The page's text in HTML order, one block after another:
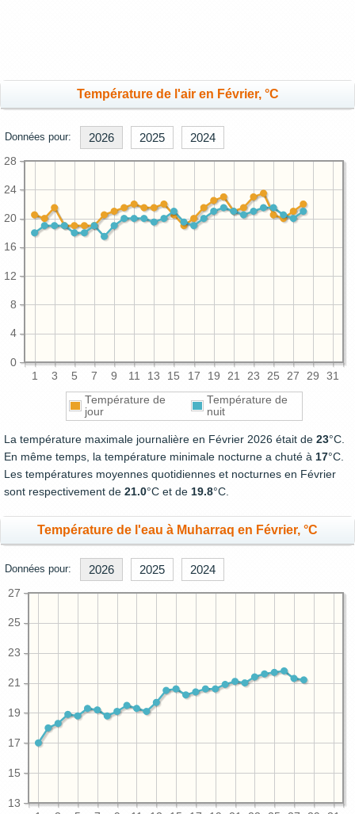
Température de l'air en Février, °C
Données pour: 2026 2025 2024
1 3 5 7 9 11 13 15 17 19 21 23 25 27 29 31
0
4
8
12
16
20
24
28
Température de
jour
Température de
nuit
La température maximale journalière en Février 2026 était de 23°C.
En même temps, la température minimale nocturne a chuté à 17°C.
Les températures moyennes quotidiennes et nocturnes en Février
sont respectivement de 21.0°C et de 19.8°C.
Température de l'eau à Muharraq en Février, °C
Données pour: 2026 2025 2024
13
15
17
19
21
23
25
27